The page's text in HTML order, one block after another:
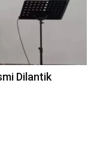
Dilantik